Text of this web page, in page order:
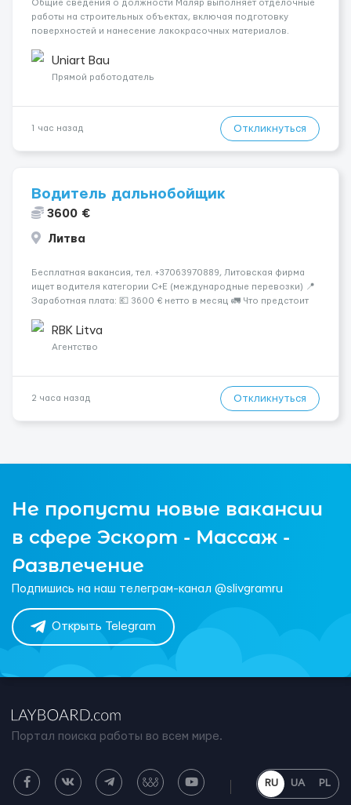
Общие сведения о должности Маляр выполняет отделочные
работы на строительных объектах, включая подготовку
поверхностей и нанесение лакокрасочных материалов.
профессионалов на месте, приглашения делаем только для
профессионалов с доказательным портф...
Uniart Bau
Прямой работодатель
1 час назад Откликнуться
Водитель дальнобойщик
3600 €
Литва
Бесплатная вакансия, тел. +37063970889, Литовская фирма
ищет водителя категории C+E (международные перевозки) 📍
Заработная плата: 💶 3600 € нетто в месяц 🚛 Что предстоит
рефрижераторах. В среднем 400–500 км в день. Погрузки и
разгрузки ...
RBK Litva
Агентство
2 часа назад Откликнуться
Не пропусти новые вакансии
в сфере Эскорт - Массаж -
Развлечение
Подпишись на наш телеграм-канал @slivgramru
Открыть Telegram
Портал поиска работы во всем мире.
RU UA PL